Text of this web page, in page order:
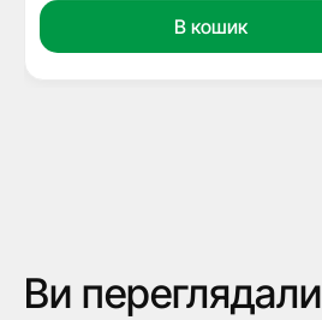
В кошик
Ви переглядали